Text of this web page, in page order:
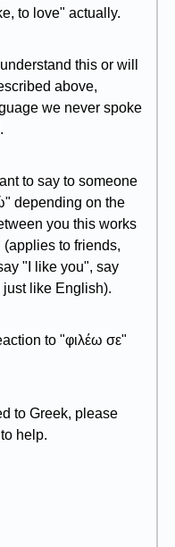
to love" actually.
this or will
above,
we never spoke
to say to someone
depending on the
you this works
to friends,
"I like you", say
just like English).
to "φιλέω σε"
to Greek, please
help.